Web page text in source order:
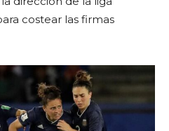
costear las firmas